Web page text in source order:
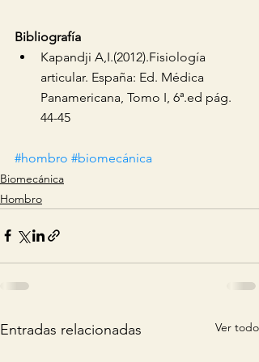
Bibliografía
Kapandji A,I.(2012).Fisiología
articular. España: Ed. Médica
Panamericana, Tomo I, 6ª.ed pág.
44-45
#hombro #biomecánica
Biomecánica
Hombro
Entradas relacionadas Ver todo